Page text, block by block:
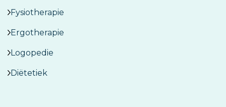
Fysiotherapie
Ergotherapie
Logopedie
Diëtetiek